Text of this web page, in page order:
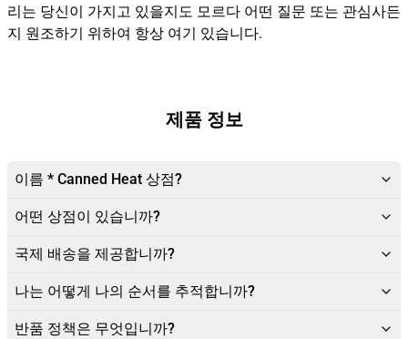
리는 당신이 가지고 있을지도 모르다 어떤 질문 또는 관심사든
지 원조하기 위하여 항상 여기 있습니다.
제품 정보
이름 * Canned Heat 상점?
어떤 상점이 있습니까?
국제 배송을 제공합니까?
나는 어떻게 나의 순서를 추적합니까?
반품 정책은 무엇입니까?